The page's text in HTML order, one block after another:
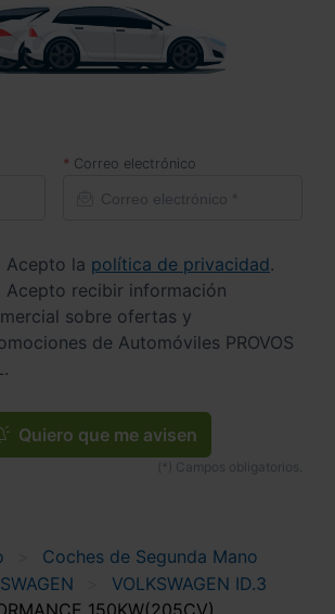
Correo electrónico
Acepto la política de privacidad.
Acepto recibir información
sobre ofertas y
de Automóviles PROVOS
Quiero que me avisen
Coches de Segunda Mano
VOLKSWAGEN ID.3
150KW(205CV)